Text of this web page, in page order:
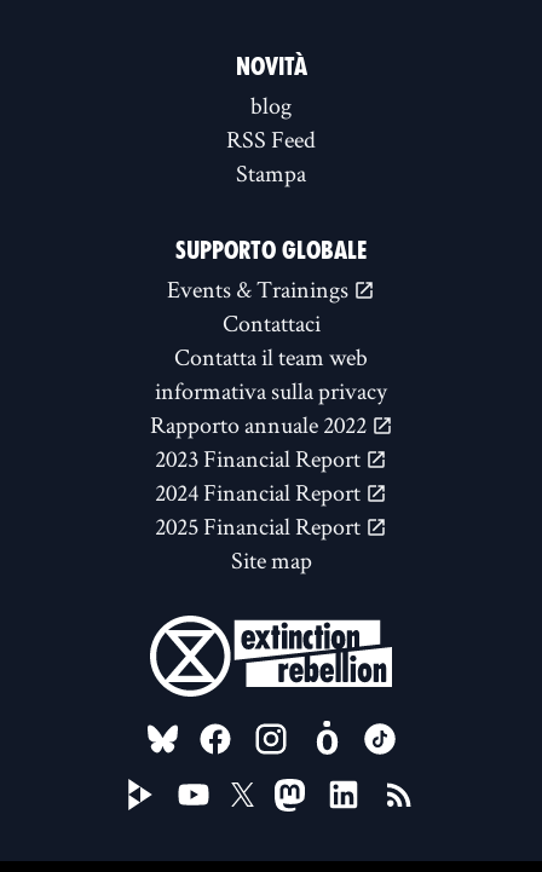
NOVITÀ
blog
RSS Feed
Stampa
SUPPORTO GLOBALE
Events & Trainings
Contattaci
Contatta il team web
informativa sulla privacy
Rapporto annuale 2022
2023 Financial Report
2024 Financial Report
2025 Financial Report
Site map
FOLLOW US ON